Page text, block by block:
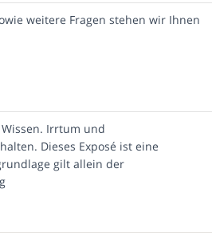
weitere Fragen stehen wir Ihnen
Irrtum und
Dieses Exposé ist eine
gilt allein der